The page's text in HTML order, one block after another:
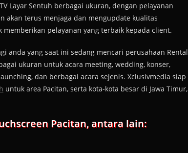
Layar Sentuh berbagai ukuran, dengan pelayanan
akan terus menjaga dan mengupdate kualitas
pelayanan yang terbaik kepada client.
anda yang saat ini sedang mencari perusahaan Rental
ukuran untuk acara meeting, wedding, konser,
dan berbagai acara sejenis. Xclusivmedia siap
untuk area Pacitan, serta kota-kota besar di Jawa Timur,
Pacitan, antara lain: